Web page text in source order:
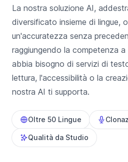
La nostra soluzione AI,
diversificato insieme di lingue,
un'accuratezza senza
raggiungendo la competenza a
abbia bisogno di servizi di
lettura, l'accessibilità o la
nostra AI ti supporta.
Oltre 50 Lingue
Qualità da Studio